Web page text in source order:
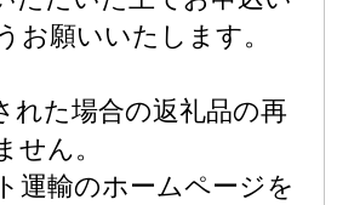
お願いいたします。
れた場合の返礼品の再
せん。
運輸のホームページを